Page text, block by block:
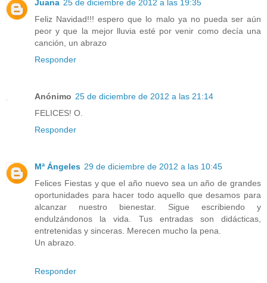
Juana 25 de diciembre de 2012 a las 19:35
Feliz Navidad!!! espero que lo malo ya no pueda ser aún
peor y que la mejor lluvia esté por venir como decía una
canción, un abrazo
Responder
Anónimo 25 de diciembre de 2012 a las 21:14
FELICES! O.
Responder
Mª Ángeles 29 de diciembre de 2012 a las 10:45
Felices Fiestas y que el año nuevo sea un año de grandes
oportunidades para hacer todo aquello que desamos para
alcanzar nuestro bienestar. Sigue escribiendo y
endulzándonos la vida. Tus entradas son didácticas,
entretenidas y sinceras. Merecen mucho la pena.
Un abrazo.
Responder